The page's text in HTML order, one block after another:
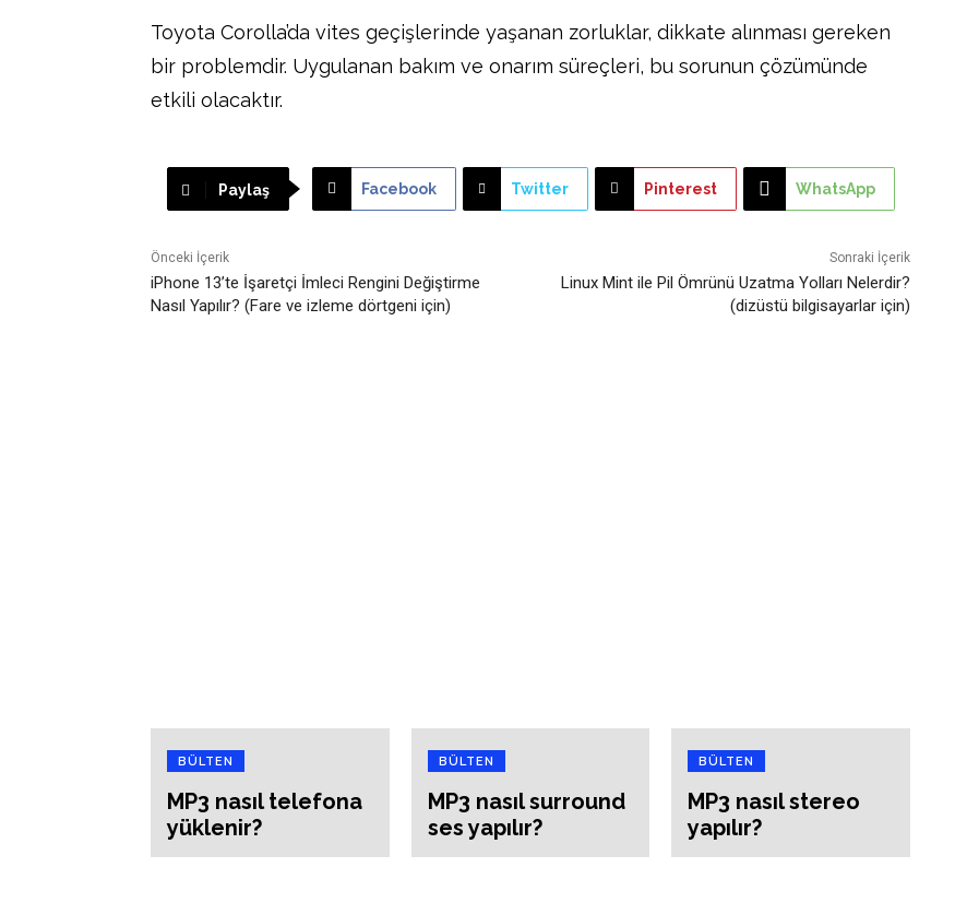
Toyota Corolla’da vites geçişlerinde yaşanan zorluklar, dikkate alınması gereken
bir problemdir. Uygulanan bakım ve onarım süreçleri, bu sorunun çözümünde
etkili olacaktır.
Paylaş Facebook Twitter Pinterest WhatsApp
Önceki İçerik
iPhone 13’te İşaretçi İmleci Rengini Değiştirme
Nasıl Yapılır? (Fare ve izleme dörtgeni için)
Sonraki İçerik
Linux Mint ile Pil Ömrünü Uzatma Yolları Nelerdir?
(dizüstü bilgisayarlar için)
BÜLTEN
MP3 nasıl telefona
yüklenir?
BÜLTEN
MP3 nasıl surround
ses yapılır?
BÜLTEN
MP3 nasıl stereo
yapılır?